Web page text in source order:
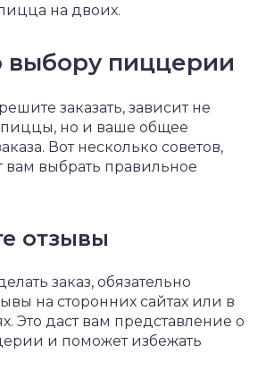
на двоих.
выбору пиццерии
заказать, зависит не
пиццы, но и ваше общее
Вот несколько советов,
вам выбрать правильное
отзывы
заказ, обязательно
на сторонних сайтах или в
Это даст вам представление о
и поможет избежать